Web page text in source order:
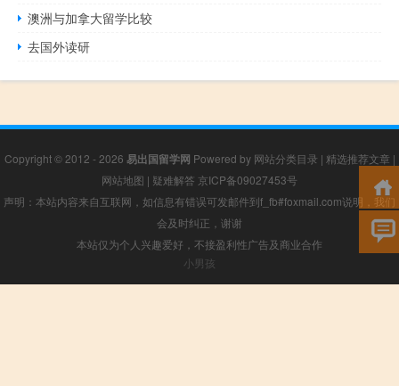
澳洲与加拿大留学比较
去国外读研
Copyright © 2012 - 2026 易出国留学网 Powered by 网站分类目录 | 精选推荐文章 |
网站地图 | 疑难解答 京ICP备09027453号
声明：本站内容来自互联网，如信息有错误可发邮件到f_fb#foxmail.com说明，我们
会及时纠正，谢谢
本站仅为个人兴趣爱好，不接盈利性广告及商业合作
小男孩